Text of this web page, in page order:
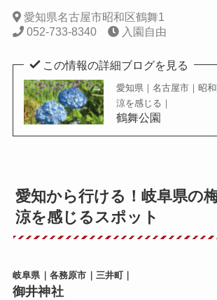
愛知県名古屋市昭和区鶴舞1
052-733-8340
入園自由
この情報の詳細ブログを見る
愛知県｜名古屋市｜昭
涼を感じる｜
鶴舞公園
愛知から行ける！岐阜県の
涼を感じるスポット
岐阜県｜各務原市｜三井町｜
御井神社